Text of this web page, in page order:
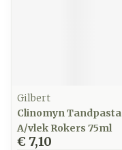
Gilbert
Clinomyn Tandpasta
A/vlek Rokers 75ml
€ 7,10